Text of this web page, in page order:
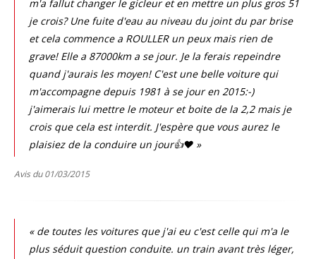
m'a fallut changer le gicleur et en mettre un plus gros 51
je crois? Une fuite d'eau au niveau du joint du par brise
et cela commence a ROULLER un peux mais rien de
grave! Elle a 87000km a se jour. Je la ferais repeindre
quand j'aurais les moyen! C'est une belle voiture qui
m'accompagne depuis 1981 à se jour en 2015:-)
j'aimerais lui mettre le moteur et boite de la 2,2 mais je
crois que cela est interdit. J'espère que vous aurez le
plaisiez de la conduire un jour👍❤️ »
Avis du 01/03/2015
« de toutes les voitures que j'ai eu c'est celle qui m'a le
plus séduit question conduite. un train avant très léger,